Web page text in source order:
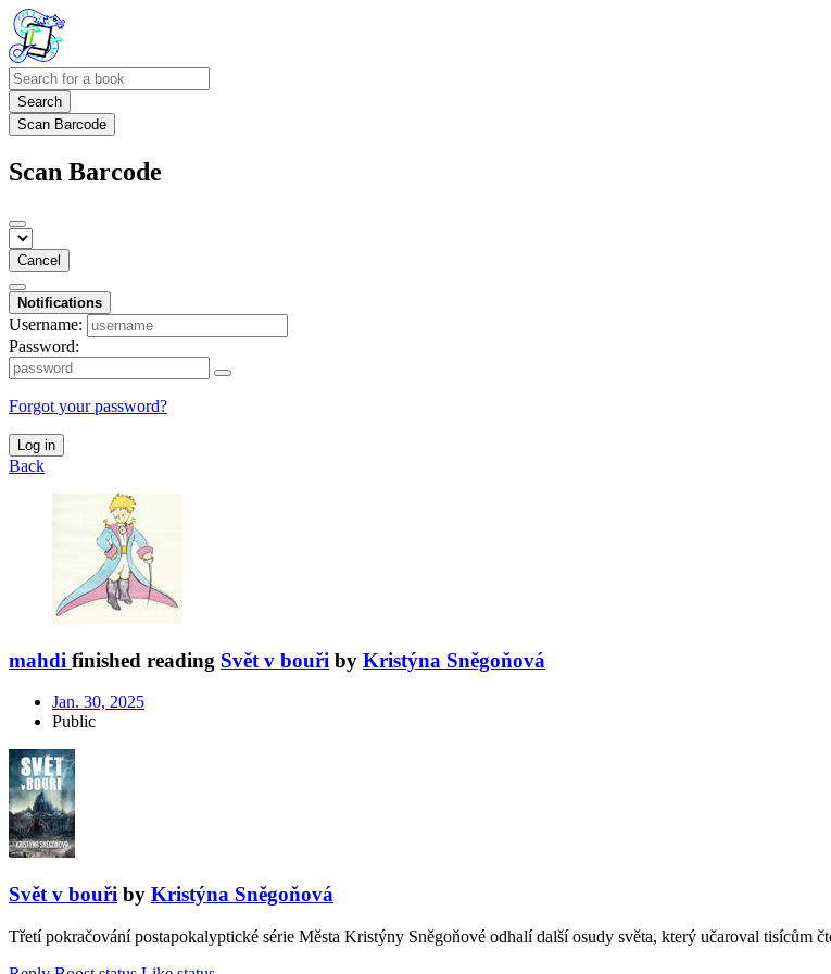
Search
Scan Barcode
Scan Barcode
Cancel
Notifications
Username:
Password:
Forgot your password?
Log in
Back
mahdi finished reading Svět v bouři by Kristýna Sněgoňová
Jan. 30, 2025
Public
Svět v bouři by Kristýna Sněgoňová
Třetí pokračování postapokalyptické série Města Kristýny Sněgoňové odhalí další osudy světa, který učaroval tisícům